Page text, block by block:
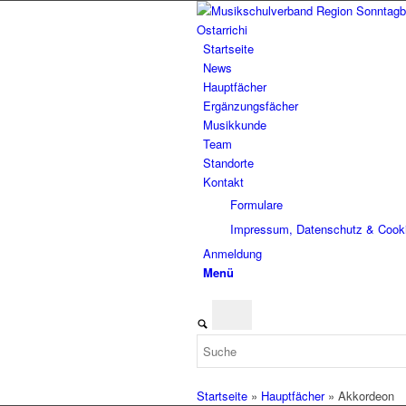
Startseite
News
Hauptfächer
Ergänzungsfächer
Musikkunde
Team
Standorte
Kontakt
Formulare
Impressum, Datenschutz &
Anmeldung
Menü
Startseite » Hauptfächer» Akkordeon